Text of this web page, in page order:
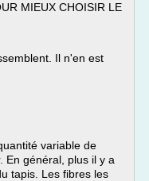
MIEUX CHOISIR LE
Il n'en est
variable de
En général, plus il y a
tapis. Les fibres les